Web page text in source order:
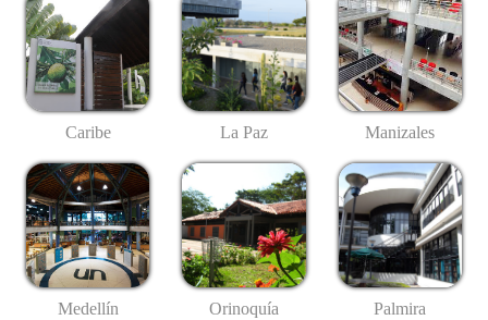
Caribe La Paz Manizales
Medellín Orinoquía Palmira